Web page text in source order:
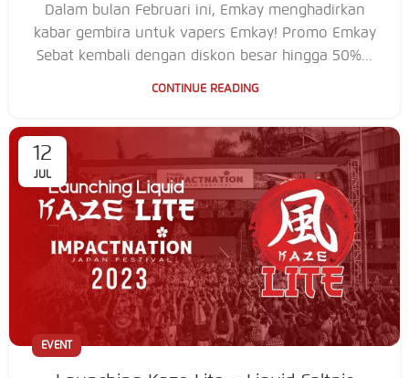
Dalam bulan Februari ini, Emkay menghadirkan
kabar gembira untuk vapers Emkay! Promo Emkay
Sebat kembali dengan diskon besar hingga 50%...
CONTINUE READING
12
JUL
EVENT